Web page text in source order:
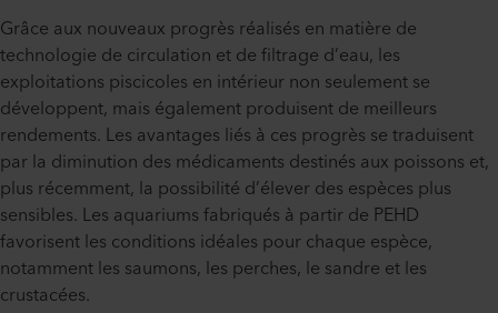
Grâce aux nouveaux progrès réalisés en matière de
technologie de circulation et de filtrage d’eau, les
exploitations piscicoles en intérieur non seulement se
développent, mais également produisent de meilleurs
rendements. Les avantages liés à ces progrès se traduisent
par la diminution des médicaments destinés aux poissons et,
plus récemment, la possibilité d’élever des espèces plus
sensibles. Les aquariums fabriqués à partir de PEHD
favorisent les conditions idéales pour chaque espèce,
notamment les saumons, les perches, le sandre et les
crustacées.